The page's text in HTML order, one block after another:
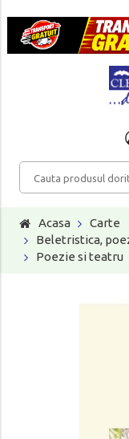
Acasa
Carte
Beletristica,
Poezie si teatru